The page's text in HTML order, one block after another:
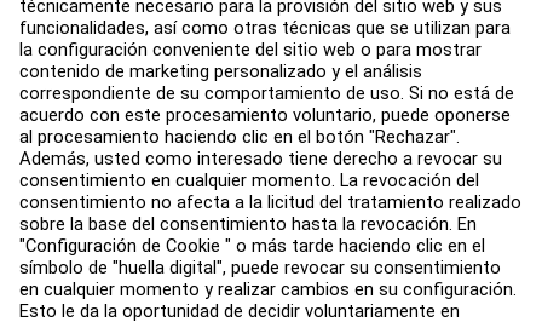
Centro de Educación
Acerca de
Buscar un distribuidor
Encuentre una tienda
Legal
Accesibilidad
Iniciar sesión en Facility Connect